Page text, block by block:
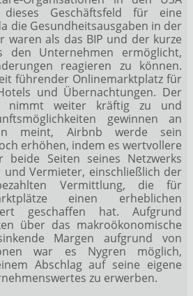
Geschäftsfeld für eine
die Gesundheitsausgaben in der
waren als das BIP und der kurze
den Unternehmen ermöglicht,
reagieren zu können.
führender Onlinemarktplatz für
und Übernachtungen. Der
nimmt weiter kräftig zu und
gewinnen an
meint, Airbnb werde sein
erhöhen, indem es wertvollere
beide Seiten seines Netzwerks
Vermieter, einschließlich der
Vermittlung, die für
einen erheblichen
geschaffen hat. Aufgrund
über das makroökonomische
Margen aufgrund von
war es Nygren möglich,
Abschlag auf seine eigene
zu erwerben.